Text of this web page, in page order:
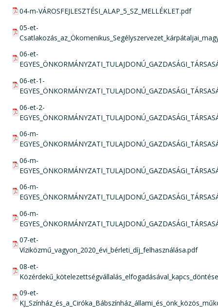
pdf csatolmány:
04-m-VÁROSFEJLESZTÉSI_ALAP_5_SZ_MELLÉKLET.pdf
pdf csatolmány:
05-et-
pdf csatolmány:
06-et-
pdf csatolmány:
06-et-1-
pdf csatolmány:
06-et-2-
pdf csatolmány:
06-m-
pdf csatolmány:
06-m-
pdf csatolmány:
06-m-
pdf csatolmány:
06-m-
pdf csatolmány:
07-et-
Víziközmű_vagyon_2020_évi_bérleti_díj_felhasználása.pdf
pdf csatolmány:
08-et-
pdf csatolmány:
09-et-